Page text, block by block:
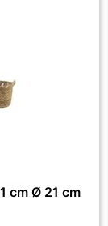
cm Ø 21 cm